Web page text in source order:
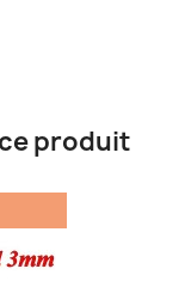
produit